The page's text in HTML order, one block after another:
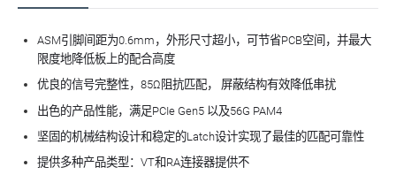
ASM引脚间距为0.6mm，外形尺寸超小，可节省PCB空间，并最大
限度地降低板上的配合高度
优良的信号完整性，85Ω阻抗匹配， 屏蔽结构有效降低串扰
出色的产品性能，满足PCIe Gen5 以及56G PAM4
坚固的机械结构设计和稳定的Latch设计实现了最佳的匹配可靠性
提供多种产品类型：VT和RA连接器提供不